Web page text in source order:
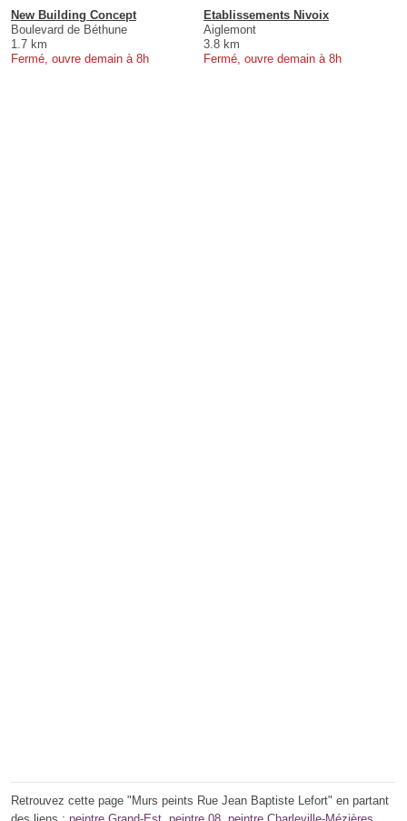
New Building Concept
Boulevard de Béthune
1.7 km
Fermé, ouvre demain à 8h
Etablissements Nivoix
Aiglemont
3.8 km
Fermé, ouvre demain à 8h
Retrouvez cette page "Murs peints Rue Jean Baptiste Lefort" en partant